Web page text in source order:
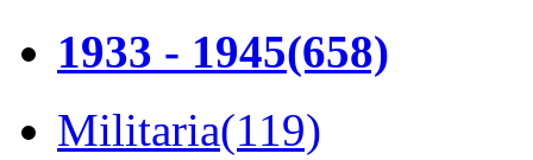
1933 - 1945(658)
Militaria(119)